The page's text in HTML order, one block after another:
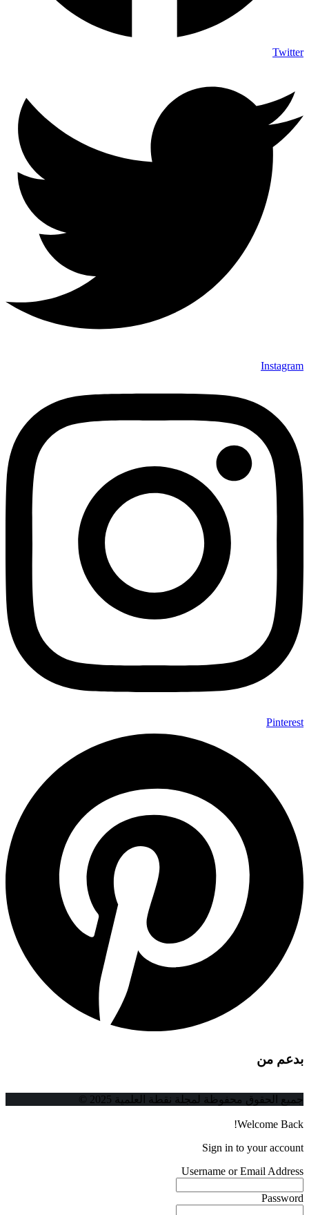
Twitter
Instagram
Pinterest
بدعم من
جميع الحقوق محفوظة لمجلة نقطة العلمية 2025 ©
Welcome Back!
Sign in to your account
Username or Email Address
Password